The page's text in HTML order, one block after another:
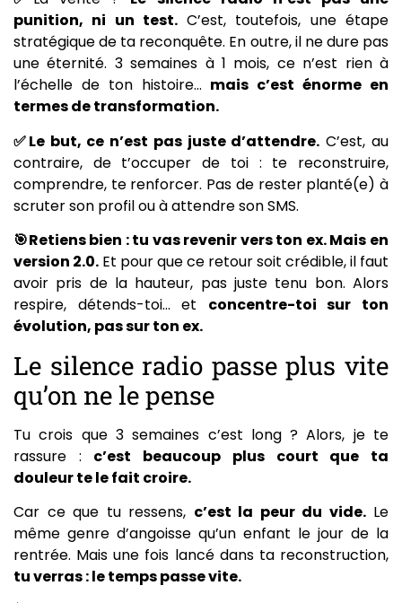
punition, ni un test.C’est, toutefois, une étape
stratégique de ta reconquête. En outre, il ne dure pas
une éternité. 3 semaines à 1 mois, ce n’est rien à
l’échelle de ton histoire… mais c’est énorme en
termes de transformation.
✅Le but, ce n’est pas juste d’attendre. C’est, au
contraire, de t’occuper de toi : te reconstruire,
comprendre, te renforcer. Pas de rester planté(e) à
scruter son profil ou à attendre son SMS.
🎯Retiens bien : tu vas revenir vers ton ex. Mais en
version 2.0. Et pour que ce retour soit crédible, il faut
avoir pris de la hauteur, pas juste tenu bon. Alors
respire, détends-toi… et concentre-toi sur ton
évolution, pas sur ton ex.
Le silence radio passe plus vite
qu’on ne le pense
Tu crois que 3 semaines c’est long ? Alors, je te
rassure : c’est beaucoup plus court que ta
douleur te le fait croire.
Car ce que tu ressens, c’est la peur du vide.Le
même genre d’angoisse qu’un enfant le jour de la
rentrée. Mais une fois lancé dans ta reconstruction,
tu verras : le temps passe vite.